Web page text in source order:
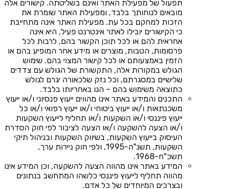
תפעול של מפעילת האתר ואינם בשליטתה. קישורים אלה
מובאים לנוחותך בלבד, ומפעילת האתר שומרת את
הזכות למחקם בכל עת. מפעילת האתר אינה מתחייבת
כי הקישורים יובילו לאתר אינטרנט פעיל, היא אינה
אחראית להם או לכל תוכן הקשור בהם, לרבות לכל
פרסומות, הטבות, מוצרים או מידע אחר המופיע בהם או
הזמין באמצעותם או לכל קישור המצוי בהם. שימוש
הגולש במקורות אלה, התקשורת של הגולש עם צדדים
שלישיים במסגרתם, וכל נזק שלכאורה יגרם לגולש
כתוצאה משימוש בהם – הנו באחריותו בלבד.
התכנים והמידע באתר אינו מהווים ייעוץ פנסיוני ו/או ייעוץ
משכנתאות ו/או ייעוץ ביטוחי ו/או ייעוץ רפואי ו/או כל
ייעוץ פיננסי ו/או השקעות ו/או תחליף לייעוץ השקעות
ו/או הצעה להשקעה ו/או הצעה לציבור לפי חוק הסדרת
העיסוק בייעוץ השקעות, בשיווק השקעות ובניהול תיקי
השקעות, תשנ"ה-1995, ולפי חוק ניירות ערך,
תשכ"ח-1968.
המידע באתר אינו מהווה הצעה להשקעה, וכן המידע אינו
מהווה תחליף לייעוץ פיננסי כלשהו המתחשב בנתונים
ובצרכים המיוחדים של כל אדם.